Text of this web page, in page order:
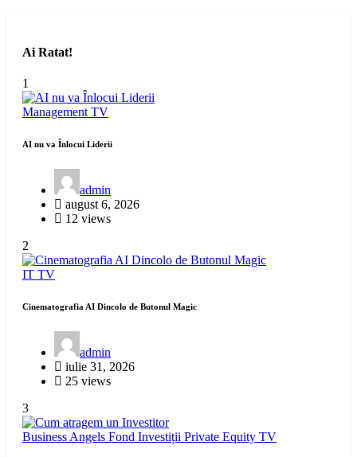
Ai Ratat!
1
Management TV
AI nu va Înlocui Liderii
admin
august 6, 2026
12 views
2
IT TV
Cinematografia AI Dincolo de Butonul Magic
admin
iulie 31, 2026
25 views
3
Business Angels Fond Investiții Private Equity TV